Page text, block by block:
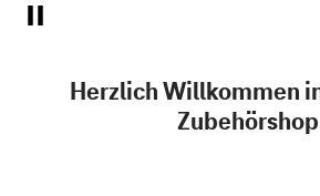
Herzlich Willkommen
Zubehörshop